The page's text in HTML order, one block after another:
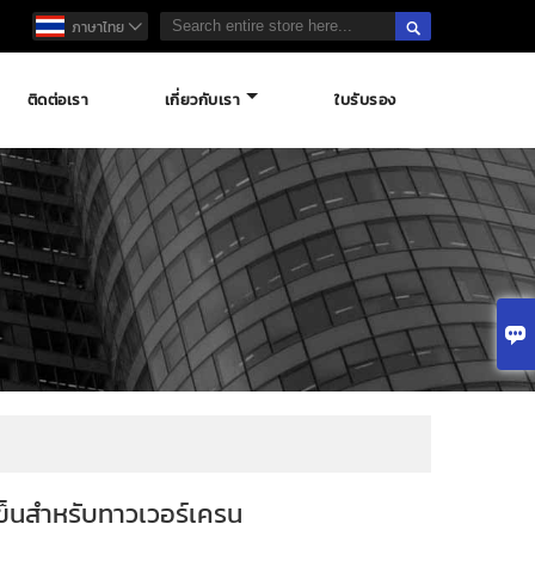


ภาษาไทย 
ติดต่อเรา เกี่ยวกับเรา ใบรับรอง
สำหรับทาวเวอร์เครน